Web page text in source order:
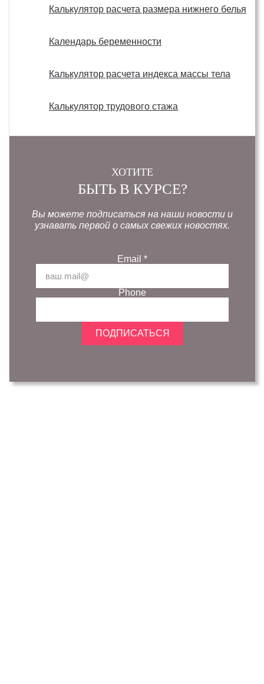
Калькулятор расчета размера нижнего белья
Календарь беременности
Калькулятор расчета индекса массы тела
Калькулятор трудового стажа
ХОТИТЕ
БЫТЬ В КУРСЕ?
Вы можете подписаться на наши новости и
узнавать первой о самых свежих новостях.
Email *
Phone
ПОДПИСАТЬСЯ